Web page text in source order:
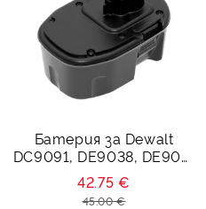
Батерия за Dewalt
DC9091, DE9038, DE909,
DE9502 - 14.4V 3000
mAh
42.75 €
45.00 €